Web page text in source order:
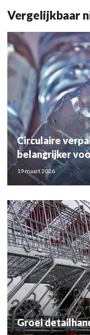
Vergelijkbaar
Circulaire
belangrijker
19 maart 2026
Groei